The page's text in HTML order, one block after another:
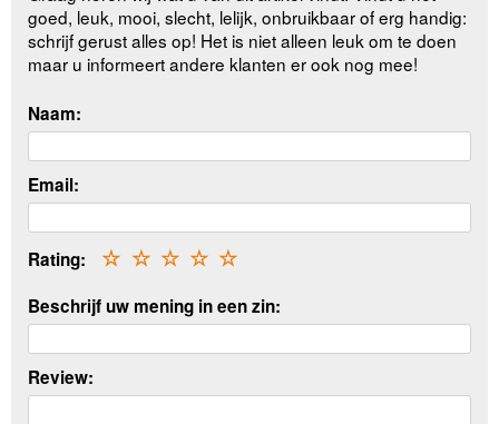
goed, leuk, mooi, slecht, lelijk, onbruikbaar of erg handig:
schrijf gerust alles op! Het is niet alleen leuk om te doen
maar u informeert andere klanten er ook nog mee!
Naam:
Email:
Rating: ☆
☆
☆
☆
☆
Beschrijf uw mening in een zin:
Review: